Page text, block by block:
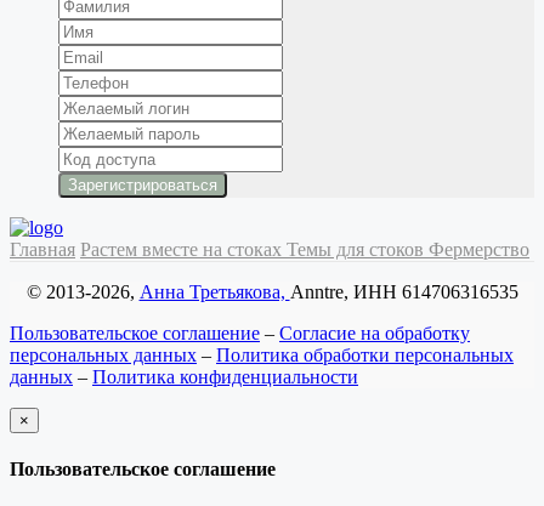
Главная Растем вместе на стоках Темы для стоков Фермерство
© 2013-2026, Анна Третьякова, Anntre, ИНН 614706316535
Пользовательское соглашение – Согласие на обработку
персональных данных – Политика обработки персональных
данных – Политика конфиденциальности
×
закрыть
Пользовательское соглашение